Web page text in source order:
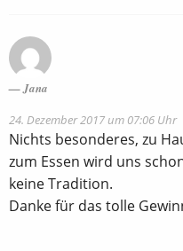
Jana
24. Dezember 2017 um 07:06 Uhr
Nichts besonderes, zu
zum Essen wird uns
keine Tradition.
Danke für das tolle